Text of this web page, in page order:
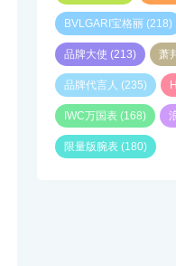
BVLGARI宝格丽 (218)
品牌大使 (213) 萧
品牌代言人 (235)
IWC万国表 (168)
限量版腕表 (180)